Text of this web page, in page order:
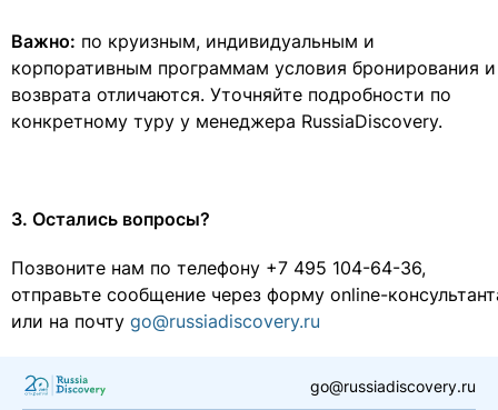
Важно: по круизным, индивидуальным и
корпоративным программам условия бронирования и
возврата отличаются. Уточняйте подробности по
конкретному туру у менеджера RussiaDiscovery.
3. Остались вопросы?
Позвоните нам по телефону +7 495 104-64-36,
отправьте сообщение через форму online-
или на почту go@russiadiscovery.ru
go@russiadiscovery.ru